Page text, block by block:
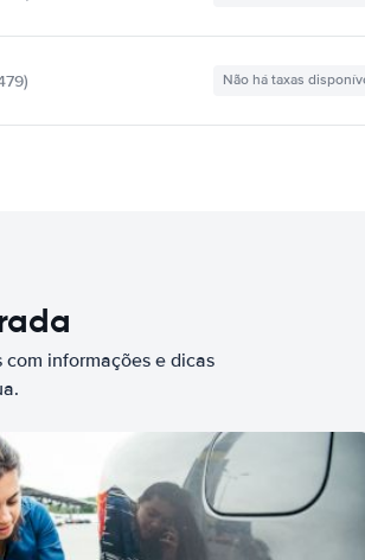
Não há taxas
com informações e dicas